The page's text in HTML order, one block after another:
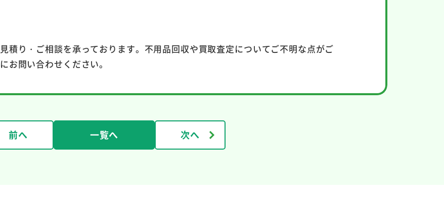
積り・ご相談を承っております。不用品回収や買取査定についてご不明な点がご
お問い合わせください。
前へ 一覧へ 次へ